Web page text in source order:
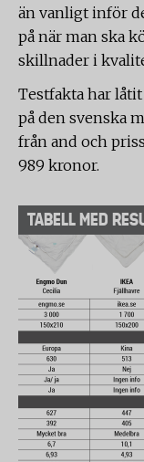
än vanligt inför
på när man ska
skillnader i
Testfakta har
på den svenska
från and och
989 kronor.
TABELL MED